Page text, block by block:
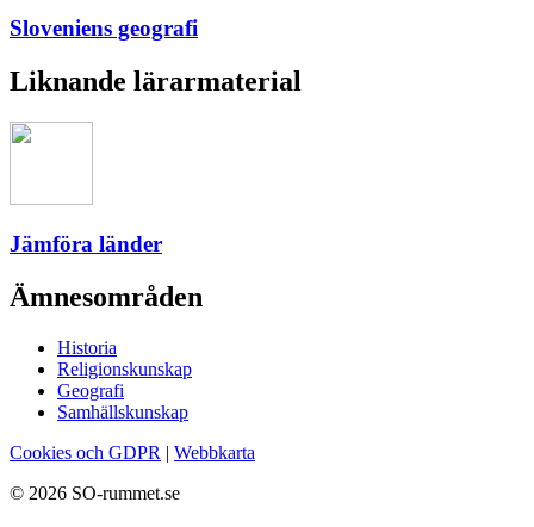
Sloveniens geografi
Liknande lärarmaterial
Jämföra länder
Ämnesområden
Historia
Religionskunskap
Geografi
Samhällskunskap
Cookies och GDPR | Webbkarta
© 2026 SO-rummet.se